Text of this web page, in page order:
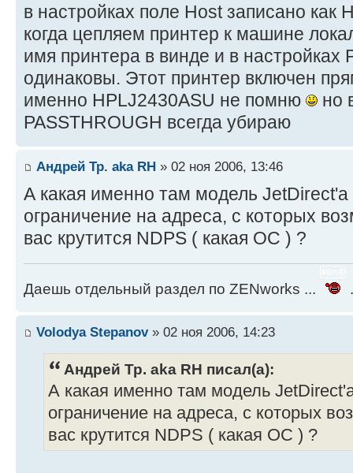
в настройках поле Host записано как
когда цепляем принтер к машине
имя принтера в винде и в настройках
одинаковы. Этот принтер включен
именно HPLJ2430ASU не помню
но
PASSTHROUGH всегда убираю
Андрей Тр. aka RH » 02 ноя 2006, 13:46
А какая именно там модель
ограничение на адреса, с которых
вас крутится NDPS ( какая ОС ) ?
Даешь отдельный раздел по ZENworks ...
Volodya Stepanov» 02 ноя 2006, 14:23
Андрей Тр. aka RH писал(а):
А какая именно там модель
ограничение на адреса, с которых
вас крутится NDPS ( какая ОС ) ?